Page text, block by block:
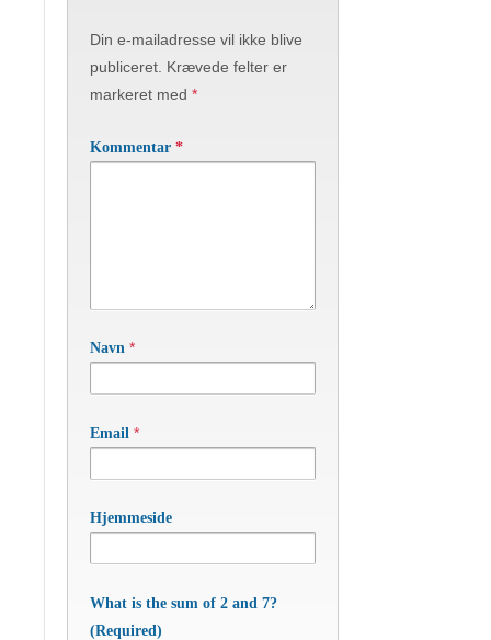
Din e-mailadresse vil ikke blive
publiceret. Krævede felter er
markeret med *
Kommentar *
Navn *
Email *
Hjemmeside
What is the sum of 2 and 7?
(Required)